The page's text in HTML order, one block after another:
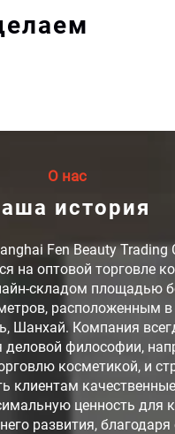
О нас
история
Fen Beauty Trading
на оптовой торговле
складом площадью
расположенным в
Шанхай. Компания
деловой философии,
косметикой, и
клиентам
ценность для
развития,